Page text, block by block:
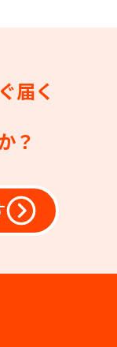
届く
？